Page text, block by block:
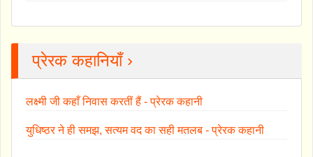
प्रेरक कहानियाँ ›
लक्ष्मी जी कहाँ निवास करतीं हैं - प्रेरक कहानी
युधिष्ठर ने ही समझ, सत्यम वद का सही मतलब - प्रेरक कहानी